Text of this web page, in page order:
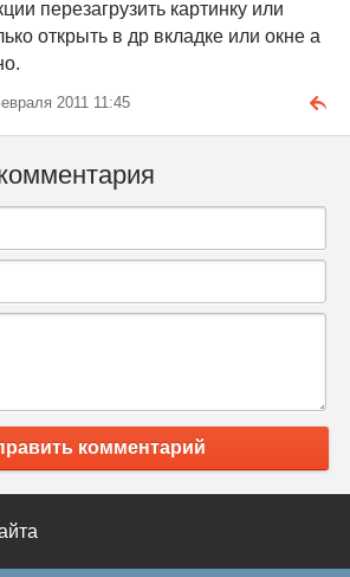
перезагрузить картинку или
открыть в др вкладке или окне а
2011 11:45
комментарий